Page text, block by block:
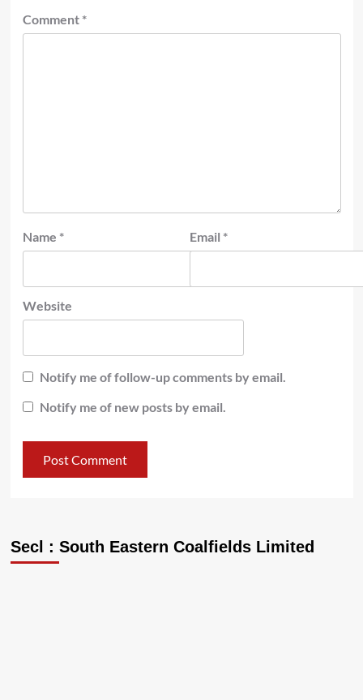
Comment *
Name * Email *
Website
Notify me of follow-up comments by email.
Notify me of new posts by email.
Secl : South Eastern Coalfields Limited